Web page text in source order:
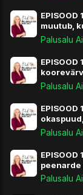
muutub,
Palusalu
Palusalu
Palusalu
peenarde
vältida
Palusalu